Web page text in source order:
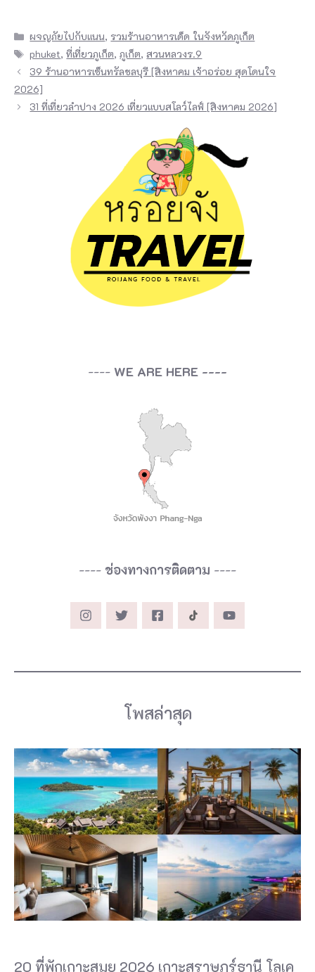
Categories
ผจญภัยไปกับแนน, รวมร้านอาหารเด็ด ในจังหวัดภูเก็ต
Tags
phuket,ที่เที่ยวภูเก็ต,ภูเก็ต,สวนหลวงร.9
39 ร้านอาหารเซ็นทรัลชลบุรี [สิงหาคม เจ้าอร่อย สุดโดนใจ
2026]
31 ที่เที่ยวลำปาง 2026 เที่ยวแบบสโลว์ไลฟ์ [สิงหาคม 2026]
---- WE ARE HERE ----
---- ช่องทางการติดตาม ----
โพสล่าสุด
20 ที่พักเกาะสมุย 2026 เกาะสุราษฎร์ธานี โลเค